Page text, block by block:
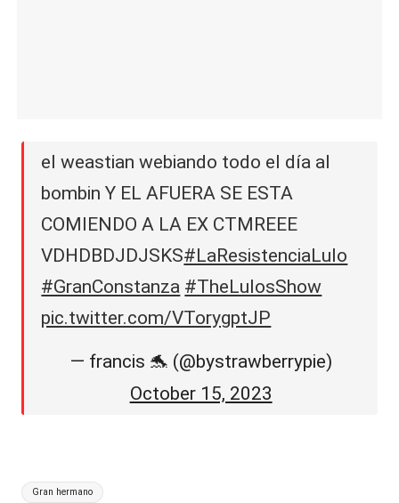
el weastian webiando todo el día al
bombin Y EL AFUERA SE ESTA
COMIENDO A LA EX CTMREEE
VDHDBDJDJSKS#LaResistenciaLulo
#GranConstanza #TheLulosShow
pic.twitter.com/VTorygptJP
— francis 🐬 (@bystrawberrypie)
October 15, 2023
Etiquetas:
Gran hermano